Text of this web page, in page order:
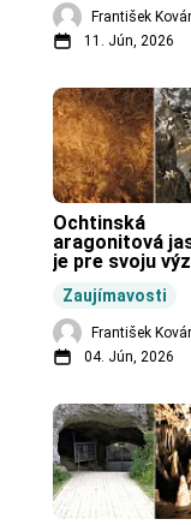
František Kovár
11. Jún, 2026
Zaujímavosti
Ochtinská
aragonitová
je pre svoju
vo svete.
František Kovár
04. Jún, 2026